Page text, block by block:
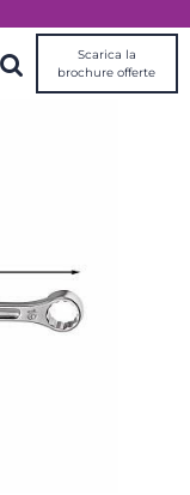
Scarica la
brochure offerte